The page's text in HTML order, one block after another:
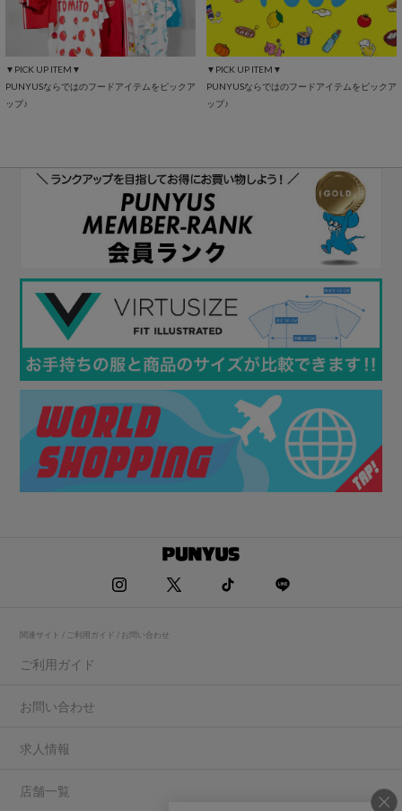
▼PICK UP ITEM▼
PUNYUSならではのフードアイテムをピックア
ップ♪
▼PICK UP ITEM▼
PUNYUSならではのフードアイテムをピックア
ップ♪
関連サイト / ご利用ガイド / お問い合わせ
ご利用ガイド
お問い合わせ
求人情報
店舗一覧